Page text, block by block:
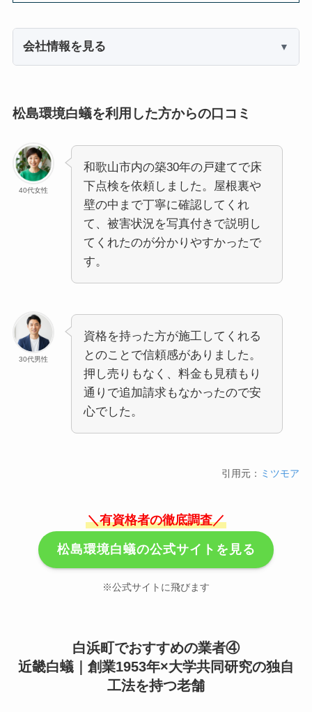
会社情報を見る
松島環境白蟻を利用した方からの口コミ
40代女性
和歌山市内の築30年の戸建てで床
下点検を依頼しました。屋根裏や
壁の中まで丁寧に確認してくれ
て、被害状況を写真付きで説明し
てくれたのが分かりやすかったで
す。
30代男性
資格を持った方が施工してくれる
とのことで信頼感がありました。
押し売りもなく、料金も見積もり
通りで追加請求もなかったので安
心でした。
引用元： ミツモア
＼有資格者の徹底調査／
松島環境白蟻の公式サイトを見る
※公式サイトに飛びます
白浜町でおすすめの業者④
近畿白蟻｜創業1953年×大学共同研究の独自
工法を持つ老舗